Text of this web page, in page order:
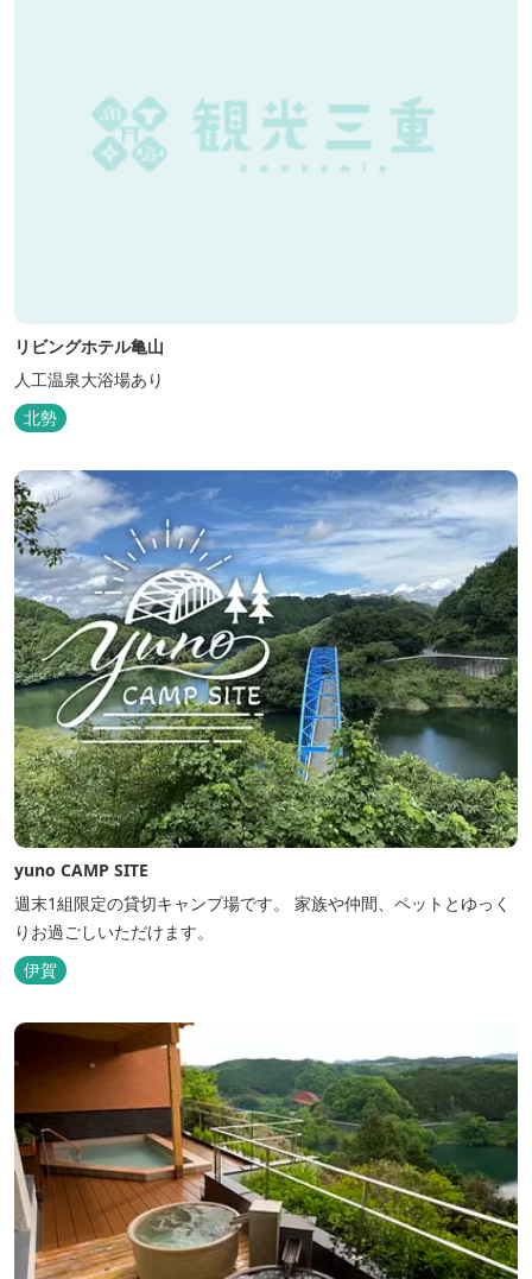
リビングホテル亀山
人工温泉大浴場あり
北勢
yuno CAMP SITE
週末1組限定の貸切キャンプ場です。 家族や仲間、ペットとゆっく
りお過ごしいただけます。
伊賀